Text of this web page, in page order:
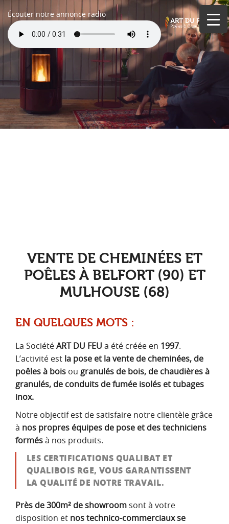
Écouter notre annonce radio
VENTE DE CHEMINÉES ET
POÊLES À BELFORT (90) ET
MULHOUSE (68)
EN QUELQUES MOTS :
La SociétéART DU FEU a été créée en 1997.
L’activité est la pose et la vente de cheminées, de
poêles à bois ou granulés de bois, de chaudières à
granulés, de conduits de fumée isolés et tubages
inox.
Notre objectif est de satisfaire notre clientèle grâce
à nos propres équipes de pose et des techniciens
formésà nos produits.
LES CERTIFICATIONS QUALIBAT ET
QUALIBOIS RGE, VOUS GARANTISSENT
LA QUALITÉ DE NOTRE TRAVAIL.
Près de 300m² de showroom sont à votre
disposition et nos technico-commerciaux se